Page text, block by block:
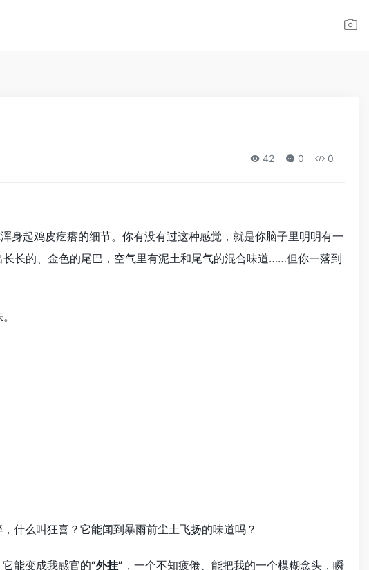
42 0 0
身起鸡皮疙瘩的细节。你有没有过这种感觉，就是你脑子里明明有一
长的、金色的尾巴，空气里有泥土和尾气的混合味道……但你一落到
什么叫狂喜？它能闻到暴雨前尘土飞扬的味道吗？
能变成我感官的“外挂” ，一个不知疲倦、能把我的一个模糊念头，瞬